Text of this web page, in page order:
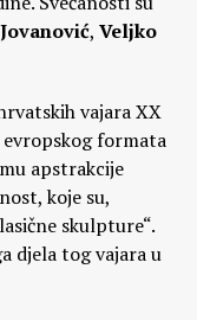
, Veljko
vajara XX
evropskog formata
apstrakcije
koje su,
skulpture“.
djela tog vajara u